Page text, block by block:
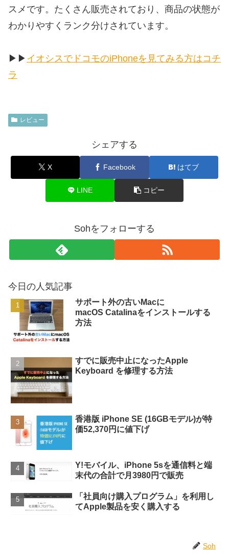
スメです。たくさん販売されており、商品の状態が
わかりやすくランク分けされています。
▶︎▶︎ イオシスでドコモのiPhoneを見てみる方はコチ
ラ
レビュー
シェアする
X Facebook はてブ
LINE コピー
Sohをフォローする
今日の人気記事
サポート外の古いMacに
macOS Catalinaをインストールする
方法
すでに販売中止になったApple
Keyboard を修理する方法
香港版 iPhone SE (16GBモデル)が特
価52,370円に値下げ
Y!モバイル、iPhone 5sを通信料と端
末代の合計で月3980円で販売
「社員向け購入プログラム」を利用し
てApple製品を安く購入する
Soh